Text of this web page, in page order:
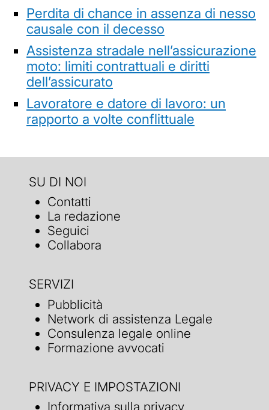
Perdita di chance in assenza di nesso
causale con il decesso
Assistenza stradale nell’assicurazione
moto: limiti contrattuali e diritti
dell’assicurato
Lavoratore e datore di lavoro: un
rapporto a volte conflittuale
SU DI NOI
Contatti
La redazione
Seguici
Collabora
SERVIZI
Pubblicità
Network di assistenza Legale
Consulenza legale online
Formazione avvocati
PRIVACY E IMPOSTAZIONI
Informativa sulla privacy